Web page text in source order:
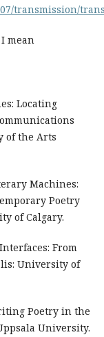
transmission/
I mean
Locating
of the Arts
Machines:
Poetry
of Calgary.
From
University of
Poetry in the
University.